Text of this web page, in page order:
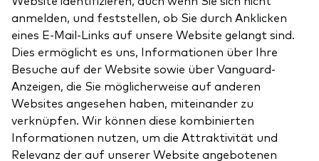
anmelden, und feststellen, ob Sie durch Anklicken
eines E-Mail-Links auf unsere Website gelangt sind.
Dies ermöglicht es uns, Informationen über Ihre
Besuche auf der Website sowie über Vanguard-
Anzeigen, die Sie möglicherweise auf anderen
Websites angesehen haben, miteinander zu
verknüpfen. Wir können diese kombinierten
Informationen nutzen, um die Attraktivität und
Relevanz der auf unserer Website angebotenen